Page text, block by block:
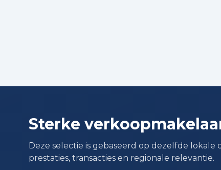
Sterke
Deze selectie is gebaseerd op dezelfde lokale
prestaties, transacties en regionale relevantie.